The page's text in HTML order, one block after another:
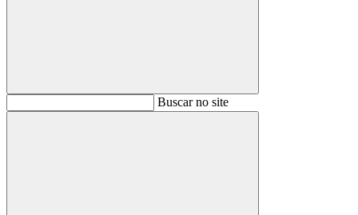
BuscarBuscar no site